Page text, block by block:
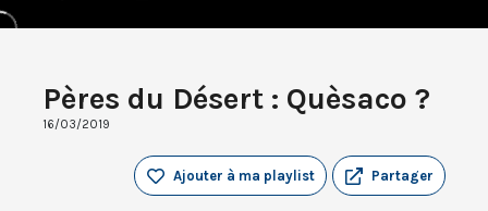
Pères du Désert : Quèsaco ?
16/03/2019
Partager
Ajouter à ma playlist